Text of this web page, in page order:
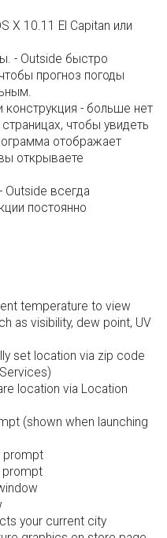
X 10.11 El Capitan или
- Outside быстро
прогноз погоды
конструкция - больше нет
чтобы увидеть
отображает
открываете
Outside всегда
постоянно
temperature to view
as visibility, dew point, UV
set location via zip code
location via Location
(shown when launching
prompt
prompt
your current city